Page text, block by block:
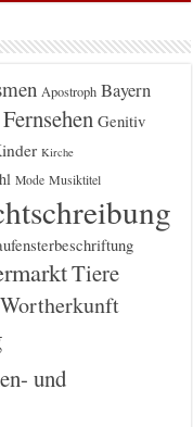
Apostroph Bayern
Fernsehen Genitiv
Kirche
Mode Musiktitel
Tiere
Wortherkunft
und